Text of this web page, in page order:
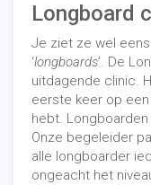
Longboard
Je ziet ze wel
‘longboards’. De
uitdagende clinic.
eerste keer op
hebt.
Onze begeleider
alle longboarder
ongeacht het